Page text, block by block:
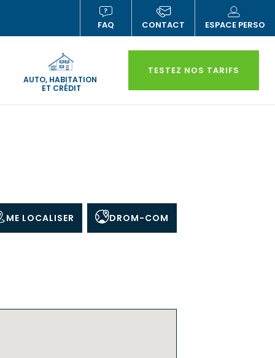
FAQ (NOUVELLE
FENÊTRE)
CONTACT ESPACE PERSO
AUTO, HABITATION
ET CRÉDIT
TESTEZ NOS TARIFS
ME LOCALISER DROM-COM